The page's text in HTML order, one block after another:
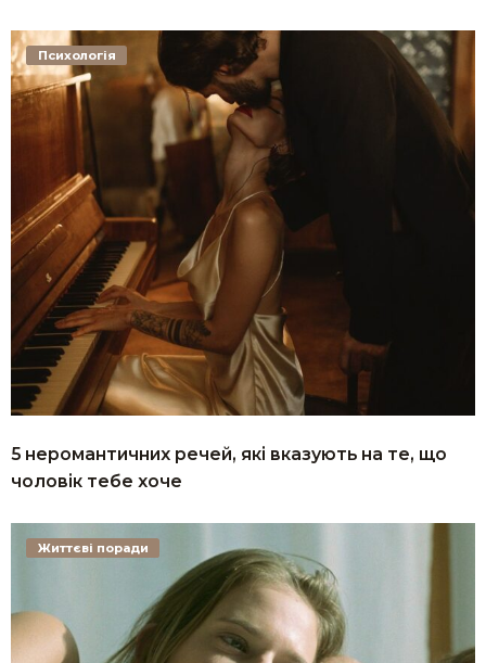
5 неромантичних речей, які вказують на те, що
чоловік тебе хоче
Психологія
Життєві поради